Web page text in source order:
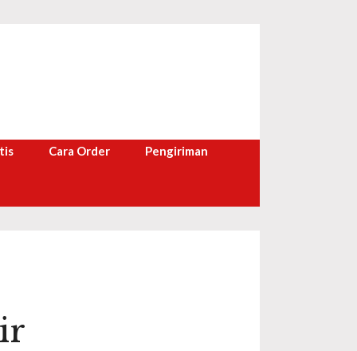
Cara Order
Pengiriman